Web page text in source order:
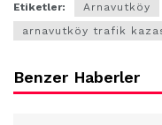
Etiketler: Arnavutköy
arnavutköy trafik
Benzer Haberler